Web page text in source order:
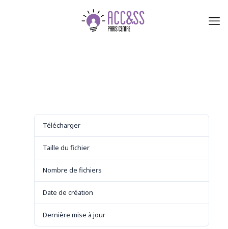
Télécharger
Taille du fichier
Nombre de fichiers
Date de création
Dernière mise à jour